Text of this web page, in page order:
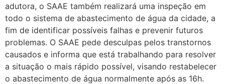
adutora, o SAAE também realizará uma inspeção em
todo o sistema de abastecimento de água da cidade, a
fim de identificar possíveis falhas e prevenir futuros
problemas. O SAAE pede desculpas pelos transtornos
causados e informa que está trabalhando para resolver
a situação o mais rápido possível, visando restabelecer
o abastecimento de água normalmente após as 16h.